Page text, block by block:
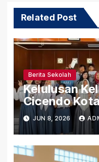
Related Post
Berita Sekolah
Kelulusan
Cicendo
JUN 8, 2026